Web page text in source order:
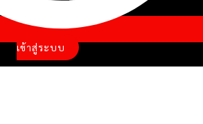
เข้าสู่ระบบ